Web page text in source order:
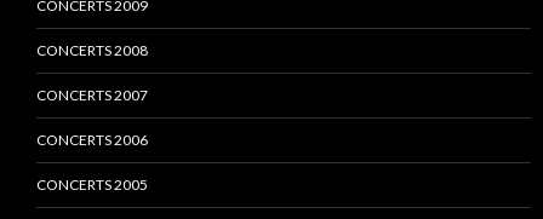
CONCERTS 2009
CONCERTS 2008
CONCERTS 2007
CONCERTS 2006
CONCERTS 2005